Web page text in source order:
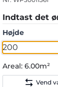
Indtast det
Højde
Areal:6.00m²
Vend